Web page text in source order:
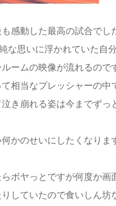
感動した最高の試合でし
な思いに浮かれていた自
ームの映像が流れるの
相当なプレッシャーの
き崩れる姿は今までず
何かのせいにしたくなり
ボヤっとですが何度か画
していたので食いしん